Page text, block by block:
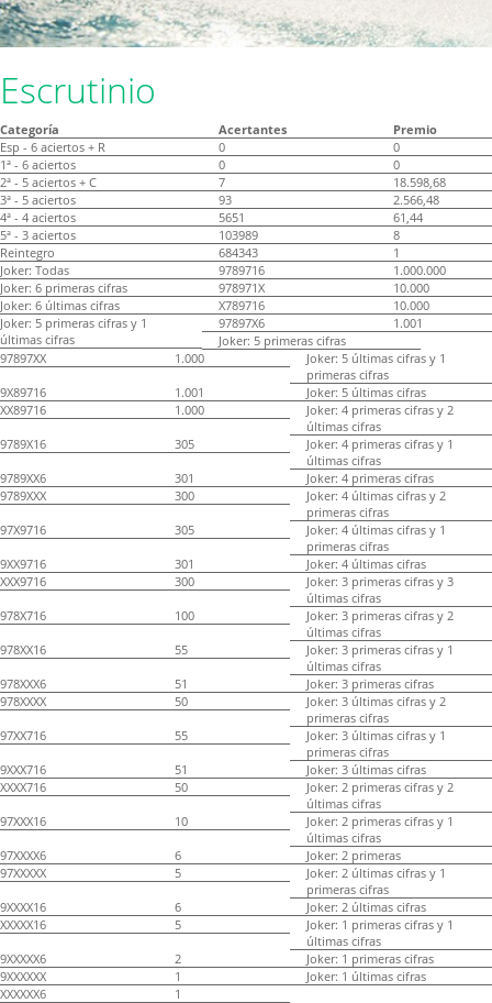
Escrutinio
Categoría Acertantes
Premio
Esp - 6 aciertos + R
0
0
1ª - 6 aciertos
0
0
2ª - 5 aciertos + C
7
18.598,68
3ª - 5 aciertos
93
2.566,48
4ª - 4 aciertos
5651
61,44
5ª - 3 aciertos
103989
8
Reintegro
684343
1
Joker: Todas
9789716
1.000.000
Joker: 6 primeras cifras
978971X
10.000
Joker: 6 últimas cifras
X789716
10.000
Joker: 5 primeras cifras y 1
últimas cifras
97897X6
1.001
Joker: 5 primeras cifras
97897XX
1.000
Joker: 5 últimas cifras y 1
primeras cifras
9X89716
1.001
Joker: 5 últimas cifras
XX89716
1.000
Joker: 4 primeras cifras y 2
últimas cifras
9789X16
305
Joker: 4 primeras cifras y 1
últimas cifras
9789XX6
301
Joker: 4 primeras cifras
9789XXX
300
Joker: 4 últimas cifras y 2
primeras cifras
97X9716
305
Joker: 4 últimas cifras y 1
primeras cifras
9XX9716
301
Joker: 4 últimas cifras
XXX9716
300
Joker: 3 primeras cifras y 3
últimas cifras
978X716
100
Joker: 3 primeras cifras y 2
últimas cifras
978XX16
55
Joker: 3 primeras cifras y 1
últimas cifras
978XXX6
51
Joker: 3 primeras cifras
978XXXX
50
Joker: 3 últimas cifras y 2
primeras cifras
97XX716
55
Joker: 3 últimas cifras y 1
primeras cifras
9XXX716
51
Joker: 3 últimas cifras
XXXX716
50
Joker: 2 primeras cifras y 2
últimas cifras
97XXX16
10
Joker: 2 primeras cifras y 1
últimas cifras
97XXXX6
6
Joker: 2 primeras
97XXXXX
5
Joker: 2 últimas cifras y 1
primeras cifras
9XXXX16
6
Joker: 2 últimas cifras
XXXXX16
5
Joker: 1 primeras cifras y 1
últimas cifras
9XXXXX6
2
Joker: 1 primeras cifras
9XXXXXX
1
Joker: 1 últimas cifras
XXXXXX6
1